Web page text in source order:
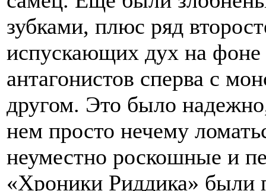
зубками, плюс ряд
испускающих дух на фоне
антагонистов сперва с
другом. Это было
нем просто нечему
неуместно роскошные и
«Хроники Риддика» были